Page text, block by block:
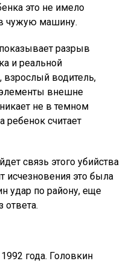
это не имело
в чужую машину.
разрыв
и реальной
взрослый водитель,
внешне
не в темном
ребенок считает
связь этого убийства
это была
удар по району, еще
ответа.
года. Головкин